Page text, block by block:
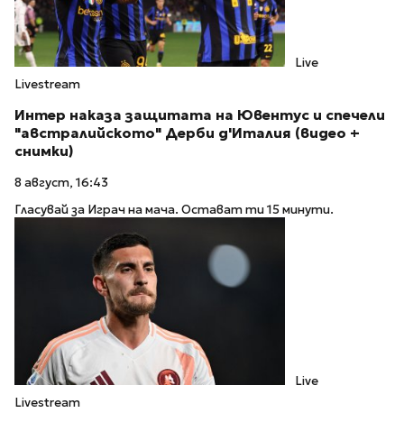
Live
Livestream
Интер наказа защитата на Ювентус и спечели
"австралийското" Дерби д'Италия (видео +
снимки)
8 август, 16:43
Гласувай за Играч на мача. Остават ти 15 минути.
Live
Livestream